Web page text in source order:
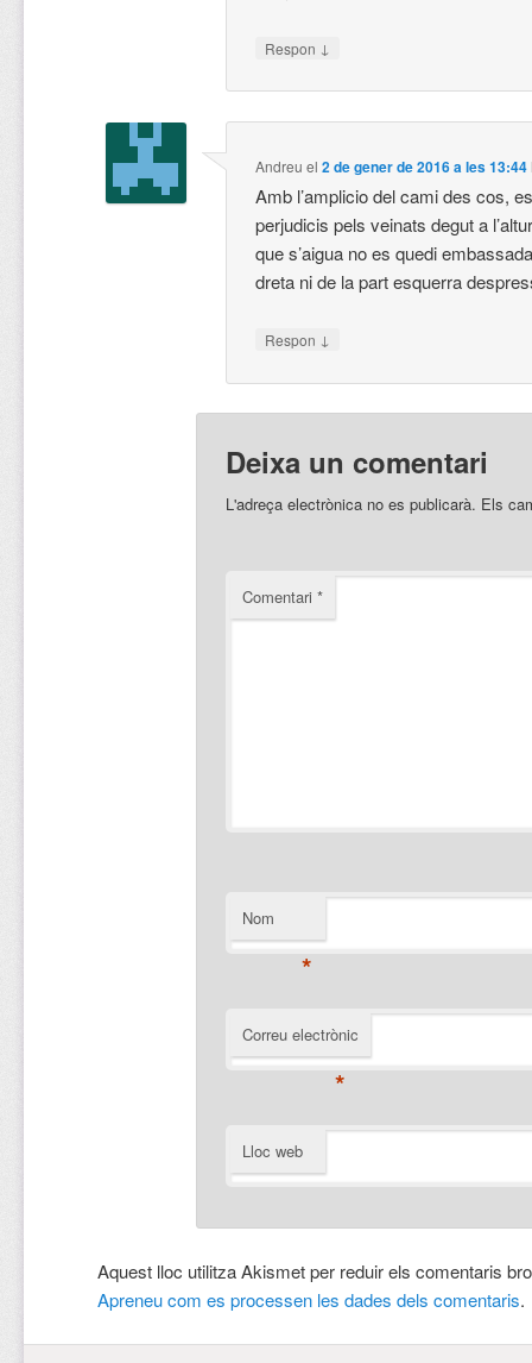
Respon ↓
Andreu el2 de gener de 2016 a les 13:44
Amb l’amplicio del cami des cos,
perjudicis pels veinats degut a
que s’aigua no es quedi
dreta ni de la part esquerra
Respon ↓
Deixa un comentari
L'adreça electrònica no es publicarà. Els
Comentari *
Nom
*
Correu electrònic
*
Lloc web
Aquest lloc utilitza Akismet per reduir els comentaris
Apreneu com es processen les dades dels comentaris.